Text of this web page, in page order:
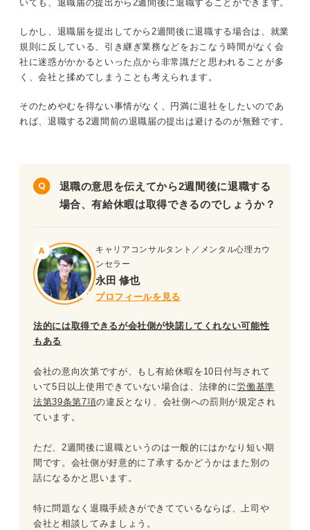
いても、退職届の提出から2週間後に退職することができます。
しかし、退職届を提出してから2週間後に退職する場合は、就業
規則に反している、引き継ぎ業務などをおこなう時間がなく会
社に迷惑がかかるといった点から非常識だと思われることが多
く、会社と揉めてしまうことも考えられます。
そのためやむを得ない事情がなく、円満に退社をしたいのであ
れば、退職する2週間前の退職届の提出は避けるのが無難です。
退職の意思を伝えてから2週間後に退職する
場合、有給休暇は取得できるのでしょうか？
キャリアコンサルタント／メンタル心理カウ
ンセラー
永田 修也
プロフィールを見る
法的には取得できるが会社側が快諾してくれない可能性
もある
会社の意向次第ですが、もし有給休暇を10日付与されて
いて5日以上使用できていない場合は、法律的に労働基準
法第39条第7項の違反となり、会社側への罰則が規定され
ています。
ただ、2週間後に退職というのは一般的にはかなり短い期
間です。会社側が好意的に了承するかどうかはまた別の
話になるかと思います。
特に問題なく退職手続きができてているならば、上司や
会社と相談してみましょう。